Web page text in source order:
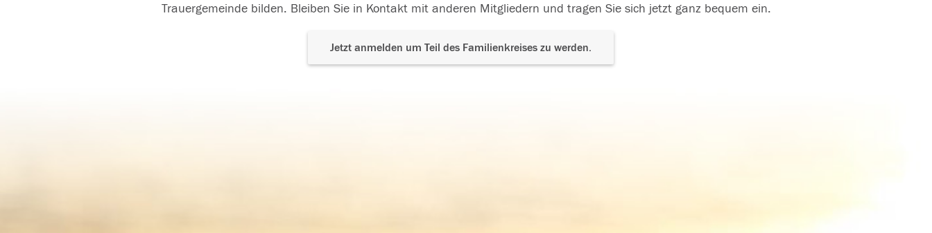
Trauergemeinde bilden. Bleiben Sie in Kontakt mit anderen Mitgliedern und tragen Sie sich jetzt ganz bequem ein.
Jetzt anmelden um Teil des Familienkreises zu werden.